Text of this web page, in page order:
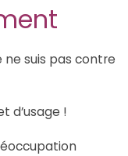
ne suis pas contre
d’usage !